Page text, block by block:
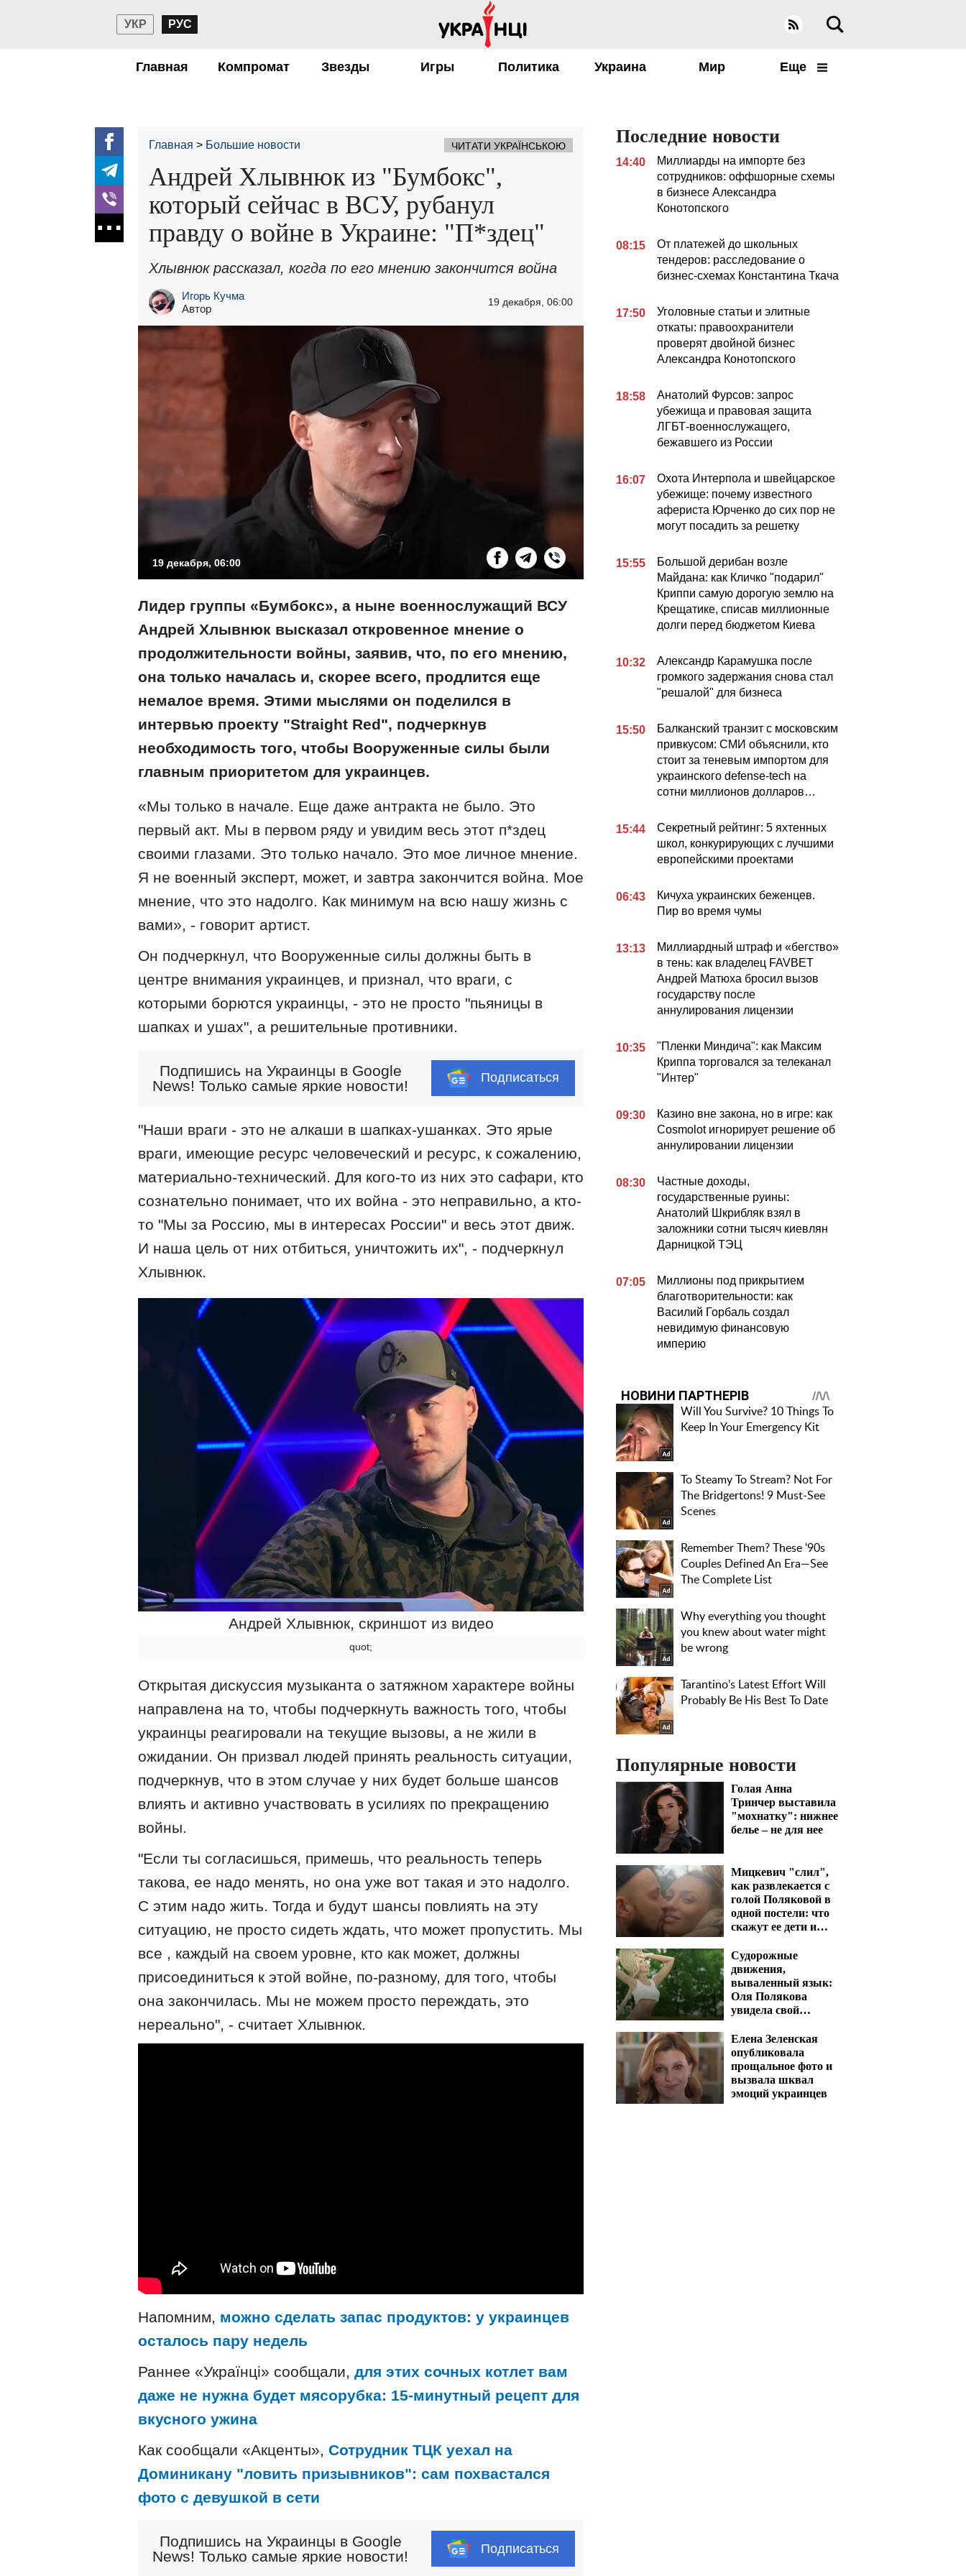
УКР РУС
Главная Компромат Звезды Игры Политика Украина Мир Еще
Главная Большие новости ЧИТАТИ УКРАЇНСЬКОЮ
Андрей Хлывнюк из "Бумбокс",
который сейчас в ВСУ, рубанул
правду о войне в Украине: "П*здец"
Хлывнюк рассказал, когда по его мнению закончится война
Игорь Кучма
Автор
19 декабря, 06:00
19 декабря, 06:00
Лидер группы «Бумбокс», а ныне военнослужащий ВСУ
Андрей Хлывнюк высказал откровенное мнение о
продолжительности войны, заявив, что, по его мнению,
она только началась и, скорее всего, продлится еще
немалое время. Этими мыслями он поделился в
интервью проекту "Straight Red", подчеркнув
необходимость того, чтобы Вооруженные силы были
главным приоритетом для украинцев.
«Мы только в начале. Еще даже антракта не было. Это
первый акт. Мы в первом ряду и увидим весь этот п*здец
своими глазами. Это только начало. Это мое личное мнение.
Я не военный эксперт, может, и завтра закончится война. Мое
мнение, что это надолго. Как минимум на всю нашу жизнь с
вами», - говорит артист.
Он подчеркнул, что Вооруженные силы должны быть в
центре внимания украинцев, и признал, что враги, с
которыми борются украинцы, - это не просто "пьяницы в
шапках и ушах", а решительные противники.
Подпишись на Украинцы в Google
News! Только самые яркие новости!
Подписаться
"Наши враги - это не алкаши в шапках-ушанках. Это ярые
враги, имеющие ресурс человеческий и ресурс, к сожалению,
материально-технический. Для кого-то из них это сафари, кто
сознательно понимает, что их война - это неправильно, а кто-
то "Мы за Россию, мы в интересах России" и весь этот движ.
И наша цель от них отбиться, уничтожить их", - подчеркнул
Хлывнюк.
Андрей Хлывнюк, скриншот из видео
quot;
Открытая дискуссия музыканта о затяжном характере войны
направлена на то, чтобы подчеркнуть важность того, чтобы
украинцы реагировали на текущие вызовы, а не жили в
ожидании. Он призвал людей принять реальность ситуации,
подчеркнув, что в этом случае у них будет больше шансов
влиять и активно участвовать в усилиях по прекращению
войны.
"Если ты согласишься, примешь, что реальность теперь
такова, ее надо менять, но она уже вот такая и это надолго.
С этим надо жить. Тогда и будут шансы повлиять на эту
ситуацию, не просто сидеть ждать, что может пропустить. Мы
все , каждый на своем уровне, кто как может, должны
присоединиться к этой войне, по-разному, для того, чтобы
она закончилась. Мы не можем просто переждать, это
нереально", - считает Хлывнюк.
Напомним, можно сделать запас продуктов: у украинцев
осталось пару недель
Раннее «Українці» сообщали, для этих сочных котлет вам
даже не нужна будет мясорубка: 15-минутный рецепт для
вкусного ужина
Как сообщали «Акценты», Сотрудник ТЦК уехал на
Доминикану "ловить призывников": сам похвастался
фото с девушкой в сети
Подпишись на Украинцы в Google
News! Только самые яркие новости!
Подписаться
Последние новости
14:40
Миллиарды на импорте без
сотрудников: оффшорные схемы
в бизнесе Александра
Конотопского
08:15
От платежей до школьных
тендеров: расследование о
бизнес-схемах Константина Ткача
17:50
Уголовные статьи и элитные
откаты: правоохранители
проверят двойной бизнес
Александра Конотопского
18:58
Анатолий Фурсов: запрос
убежища и правовая защита
ЛГБТ-военнослужащего,
бежавшего из России
16:07
Охота Интерпола и швейцарское
убежище: почему известного
афериста Юрченко до сих пор не
могут посадить за решетку
15:55
Большой дерибан возле
Майдана: как Кличко "подарил"
Криппи самую дорогую землю на
Крещатике, списав миллионные
долги перед бюджетом Киева
10:32
Александр Карамушка после
громкого задержания снова стал
"решалой" для бизнеса
15:50
Балканский транзит с московским
привкусом: СМИ объяснили, кто
стоит за теневым импортом для
украинского defense-tech на
сотни миллионов долларов…
15:44
Секретный рейтинг: 5 яхтенных
школ, конкурирующих с лучшими
европейскими проектами
06:43
Кичуха украинских беженцев.
Пир во время чумы
13:13
Миллиардный штраф и «бегство»
в тень: как владелец FAVBET
Андрей Матюха бросил вызов
государству после
аннулирования лицензии
10:35
"Пленки Миндича": как Максим
Криппа торговался за телеканал
"Интер"
09:30
Казино вне закона, но в игре: как
Cosmolot игнорирует решение об
аннулировании лицензии
08:30
Частные доходы,
государственные руины:
Анатолий Шкрибляк взял в
заложники сотни тысяч киевлян
Дарницкой ТЭЦ
07:05
Миллионы под прикрытием
благотворительности: как
Василий Горбаль создал
невидимую финансовую
империю
Популярные новости
Голая Анна
Тринчер выставила
"мохнатку": нижнее
белье – не для нее
Мицкевич "слил",
как развлекается с
голой Поляковой в
одной постели: что
скажут ее дети и
Судорожные
движения,
вываленный язык:
Оля Полякова
увидела свой
приступ
Елена Зеленская
опубликовала
прощальное фото и
вызвала шквал
эмоций украинцев